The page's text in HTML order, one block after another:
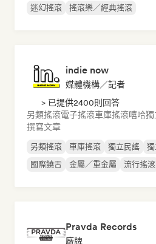
迷幻搖滾
搖滾樂／經典搖滾
indie now
媒體機構／記者
> 已提供2400則回答
另類搖滾電子搖滾車庫搖滾嘻哈獨
撰寫文章
另類搖滾 車庫搖滾 獨立民謠
國際饒舌
金屬／重金屬 流行搖滾
Pravda Records
廠牌